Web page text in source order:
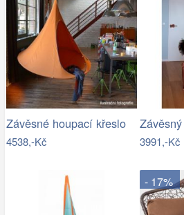
Závěsné houpací křeslo
4538,-Kč 3991,-Kč
- 17%